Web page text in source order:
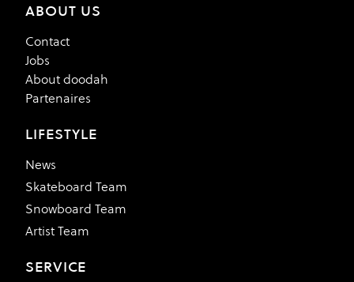
ABOUT US
Contact
Jobs
About doodah
Partenaires
LIFESTYLE
News
Skateboard Team
Snowboard Team
Artist Team
SERVICE